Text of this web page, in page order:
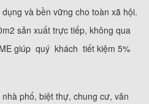
và bền vững cho toàn xã hội.
sản xuất trực tiếp, không qua
giúp quý khách tiết kiệm 5%
phố, biệt thự, chung cư, văn